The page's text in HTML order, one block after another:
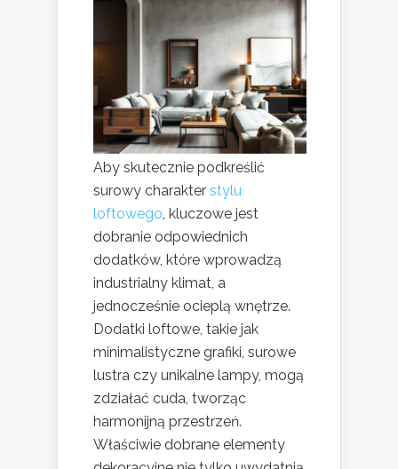
Aby skutecznie podkreślić
surowy charakter stylu
loftowego, kluczowe jest
dobranie odpowiednich
dodatków, które wprowadzą
industrialny klimat, a
jednocześnie ocieplą wnętrze.
Dodatki loftowe, takie jak
minimalistyczne grafiki, surowe
lustra czy unikalne lampy, mogą
zdziałać cuda, tworząc
harmonijną przestrzeń.
Właściwie dobrane elementy